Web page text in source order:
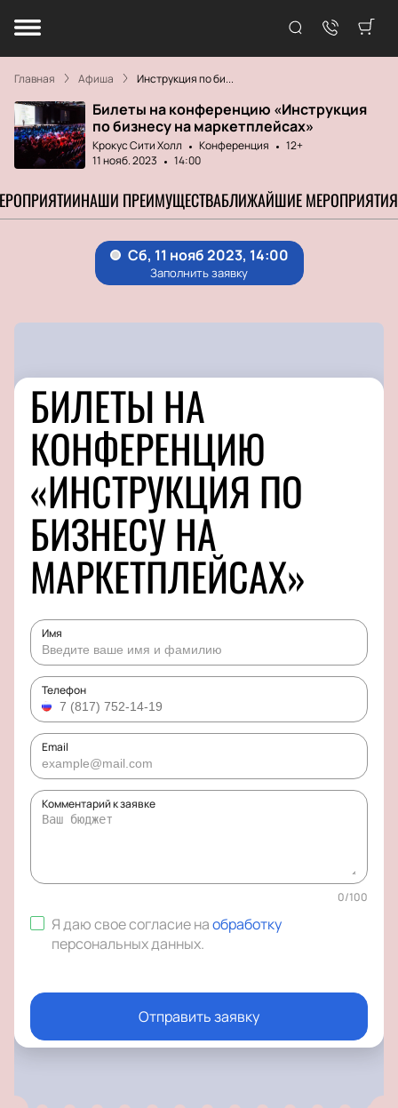
Главная Афиша Инструкция по би...
Билеты на конференцию «Инструкция
по бизнесу на маркетплейсах»
Крокус Сити Холл Конференция
12+
11 нояб. 2023
14:00
НАШИ ПРЕИМУЩЕСТВАБЛИЖАЙШИЕ МЕРОПРИЯТИЯ
БИЛЕТЫ НА
КОНФЕРЕНЦИЮ
«ИНСТРУКЦИЯ ПО
БИЗНЕСУ НА
МАРКЕТПЛЕЙСАХ»
Имя
Телефон
Email
Комментарий к заявке
0/100
Я даю свое согласие наобработку
персональных данных.
Отправить заявку